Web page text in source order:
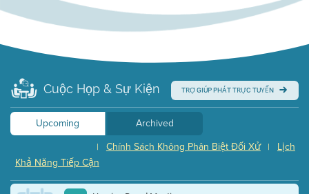
Cuộc Họp & Sự Kiện TRỢ GIÚP PHÁT TRỰC TUYẾN
Upcoming
Archived
Lịch
|
Chính Sách Không Phân Biệt Đối Xử
|
Khả Năng Tiếp Cận